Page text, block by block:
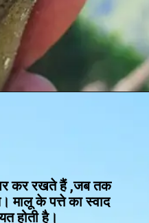
कर रखते हैं ,जब तक
के पत्ते का स्वाद
होती है।